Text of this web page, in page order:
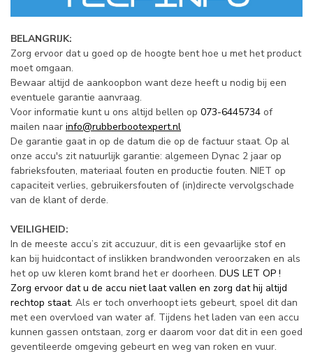
BELANGRIJK:
Zorg ervoor dat u goed op de hoogte bent hoe u met het product
moet omgaan.
Bewaar altijd de aankoopbon want deze heeft u nodig bij een
eventuele garantie aanvraag.
Voor informatie kunt u ons altijd bellen op 073-6445734 of
mailen naar info@rubberbootexpert.nl
De garantie gaat in op de datum die op de factuur staat. Op al
onze accu's zit natuurlijk garantie: algemeen Dynac 2 jaar op
fabrieksfouten, materiaal fouten en productie fouten. NIET op
capaciteit verlies, gebruikersfouten of (in)directe vervolgschade
van de klant of derde.
VEILIGHEID:
In de meeste accu’s zit accuzuur, dit is een gevaarlijke stof en
kan bij huidcontact of inslikken brandwonden veroorzaken en als
het op uw kleren komt brand het er doorheen. DUS LET OP !
Zorg ervoor dat u de accu niet laat vallen en zorg dat hij altijd
rechtop staat. Als er toch onverhoopt iets gebeurt, spoel dit dan
met een overvloed van water af. Tijdens het laden van een accu
kunnen gassen ontstaan, zorg er daarom voor dat dit in een goed
geventileerde omgeving gebeurt en weg van roken en vuur.